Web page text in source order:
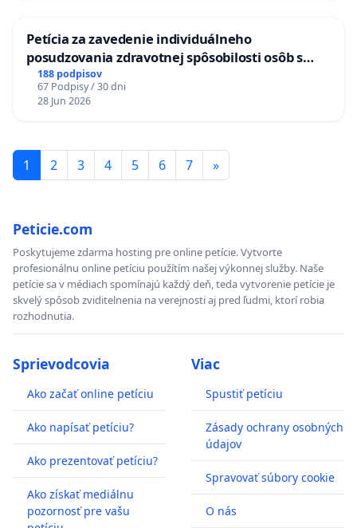
Petícia za zavedenie individuálneho
posudzovania zdravotnej spôsobilosti osôb s
diabetom 1. a 2. typu pri prijímaní do
Policajného zboru SR
188 podpisov
67 Podpisy / 30 dni
28 Jun 2026
1 2 3 4 5 6 7 »
Peticie.com
Poskytujeme zdarma hosting pre online petície. Vytvorte
profesionálnu online petíciu použítím našej výkonnej služby. Naše
petície sa v médiach spomínajú každý deň, teda vytvorenie petície je
skvelý spôsob zviditelnenia na verejnosti aj pred ľudmi, ktorí robia
rozhodnutia.
Sprievodcovia
Ako začať online petíciu
Ako napísať petíciu?
Ako prezentovať petíciu?
Ako získať mediálnu
pozornosť pre vašu
Viac
Spustiť petíciu
Zásady ochrany osobných
údajov
Spravovať súbory cookie
O nás